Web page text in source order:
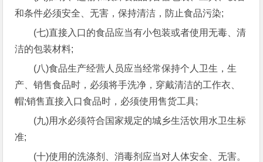
和条件必须安全、无害，保持清洁，防止食品污染;
(七)直接入口的食品应当有小包装或者使用无毒、清
洁的包装材料;
(八)食品生产经营人员应当经常保持个人卫生，生
产、销售食品时，必须将手洗净，穿戴清洁的工作衣、
帽;销售直接入口食品时，必须使用售货工具;
(九)用水必须符合国家规定的城乡生活饮用水卫生标
准;
(十)使用的洗涤剂、消毒剂应当对人体安全、无害。